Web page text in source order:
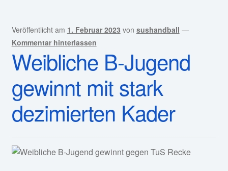
Veröffentlicht am 1. Februar 2023 von sushandball —
Kommentar hinterlassen
Weibliche B-Jugend
gewinnt mit stark
dezimierten Kader